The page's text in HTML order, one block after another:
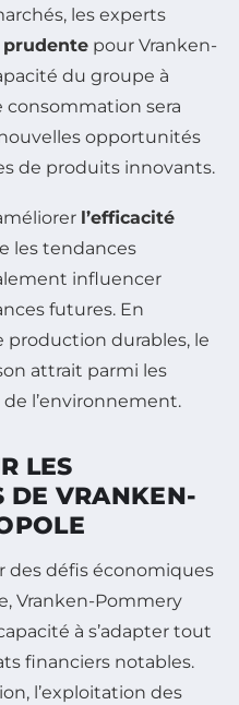
les experts
prudente pour Vranken-
du groupe à
consommation sera
opportunités
de produits innovants.
l’efficacité
les tendances
influencer
futures. En
durables, le
attrait parmi les
l’environnement.
LES
DE VRANKEN-
des défis économiques
Vranken-Pommery
à s’adapter tout
financiers notables.
l’exploitation des